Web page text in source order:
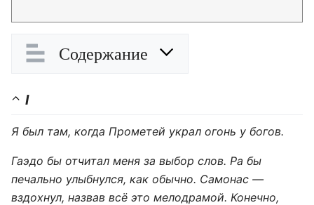
Содержание
I
Я был там, когда Прометей украл огонь у богов.
Гаэдо бы отчитал меня за выбор слов. Ра бы
печально улыбнулся, как обычно. Самонас —
вздохнул, назвав всё это мелодрамой. Конечно,